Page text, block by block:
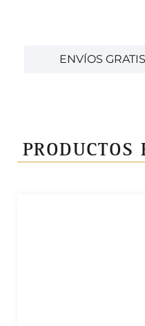
ENVÍOS
PRODUCTOS